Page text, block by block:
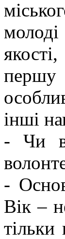
молоді
першу
інші
- Чи
-
Вік –